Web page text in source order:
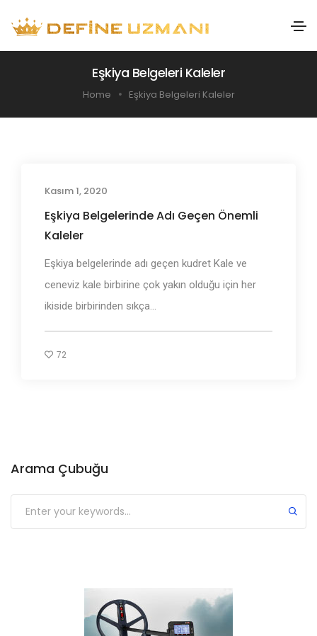
Eşkiya Belgeleri Kaleler
Home Eşkiya Belgeleri Kaleler
Kasım 1, 2020
Eşkiya Belgelerinde Adı Geçen Önemli
Kaleler
Eşkiya belgelerinde adı geçen kudret Kale ve
ceneviz kale birbirine çok yakın olduğu için her
ikiside birbirinden sıkça...
72
Arama Çubuğu